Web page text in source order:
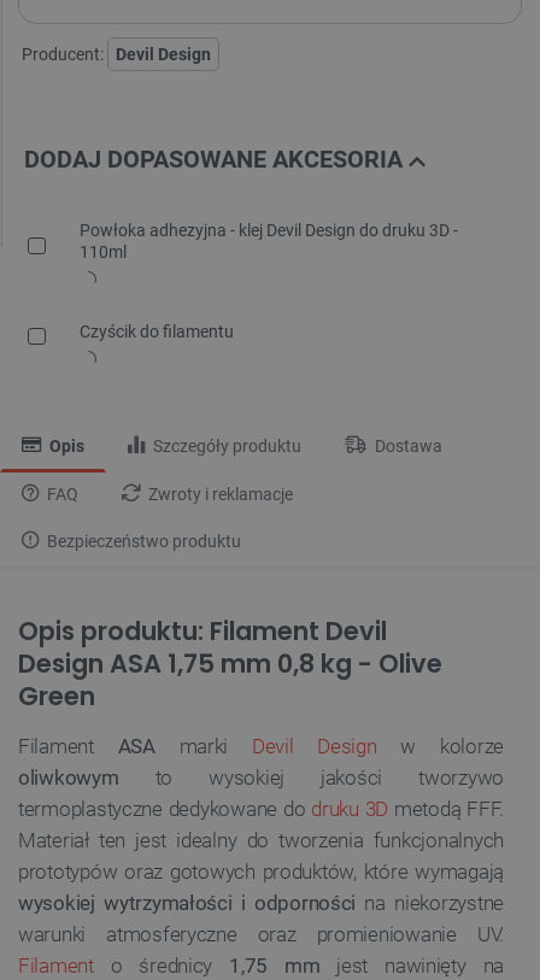
Producent: Devil Design
DODAJ DOPASOWANE AKCESORIA
Powłoka adhezyjna - klej Devil Design do druku 3D -
110ml
Czyścik do filamentu
Opis Szczegóły produktu Dostawa
FAQ Zwroty i reklamacje
Bezpieczeństwo produktu
Opis produktu: Filament Devil
Design ASA 1,75 mm 0,8 kg - Olive
Green
Filament ASAmarki Devil Design w kolorze
oliwkowym to wysokiej jakości tworzywo
termoplastyczne dedykowane do druku 3D metodą FFF.
Materiał ten jest idealny do tworzenia funkcjonalnych
prototypów oraz gotowych produktów, które wymagają
wysokiej wytrzymałości i odporności na niekorzystne
warunki atmosferyczne oraz promieniowanie UV.
Filamento średnicy 1,75 mm jest nawinięty na